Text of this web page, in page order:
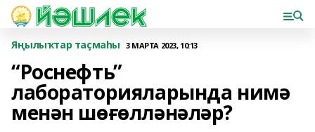
Яңылыҡтар таҫмаһы 3 МАРТА 2023, 10:13
“Роснефть”
лабораторияларында нимә
менән шөғөлләнәләр?